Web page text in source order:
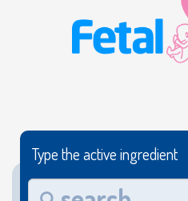
Type the active ingredient